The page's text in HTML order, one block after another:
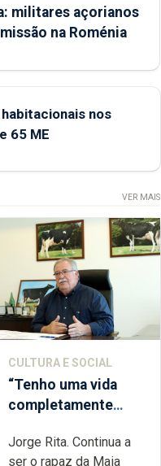
militares açorianos
na Roménia
nos
65 ME
VER MAIS
CULTURA E SOCIAL
“Tenho uma vida
completamente
dedicação, gosto e
Jorge Rita. Continua a
ser o rapaz da Maia